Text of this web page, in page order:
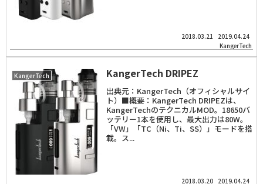
2018.03.21
2019.04.24
KangerTech
KangerTech KangerTech DRIPEZ
出典元：KangerTech（オフィシャルサイ
ト）■概要：KangerTech DRIPEZは、
KangerTechのテクニカルMOD。18650バ
ッテリー1本を使用し、最大出力は80W。
「VW」「TC（Ni、Ti、SS）」モードを搭
載。ス...
2018.03.20 2019.04.24